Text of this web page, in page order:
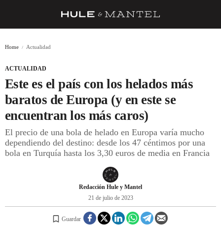
BARRAS Y ESTRELLAS
DÓNDE COMER
ÍDOLOS DE MESAS
CUADERNO DE VIAJE
Home Actualidad
ACTUALIDAD
Este es el país con los helados más
baratos de Europa (y en este se
encuentran los más caros)
El precio de una bola de helado en Europa varía mucho
dependiendo del destino: desde los 47 céntimos por una
bola en Turquía hasta los 3,30 euros de media en Francia
Redacción Hule y Mantel
21 de julio de 2023
Guardar